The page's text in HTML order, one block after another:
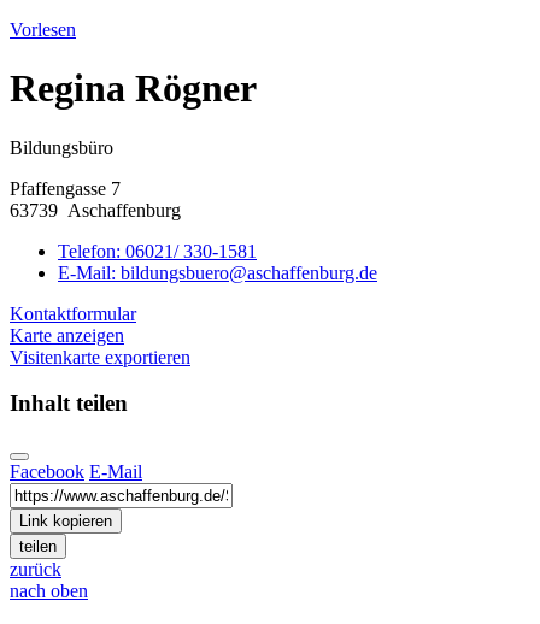
Vorlesen
Regina Rögner
Bildungsbüro
Pfaffengasse 7
63739 Aschaffenburg
Telefon: 06021/ 330-1581
E-Mail: bildungsbuero@aschaffenburg.de
Kontaktformular
Karte anzeigen
Visitenkarte exportieren
Inhalt teilen
Facebook E-Mail
Link kopieren
teilen
zurück
nach oben